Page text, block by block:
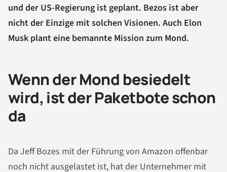
und der US-Regierung ist geplant. Bezos ist aber
nicht der Einzige mit solchen Visionen. Auch Elon
Musk plant eine bemannte Mission zum Mond.
Wenn der Mond besiedelt
wird, ist der Paketbote schon
da
Da Jeff Bozes mit der Führung von Amazon offenbar
noch nicht ausgelastet ist, hat der Unternehmer mit